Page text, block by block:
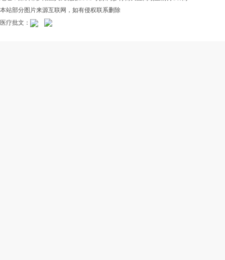
本站部分图片来源互联网，如有侵权联系删除
医疗批文：